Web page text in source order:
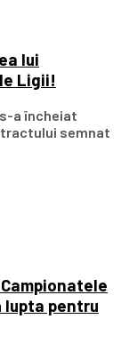
lui
Ligii!
a încheiat
semnat
lupta pentru